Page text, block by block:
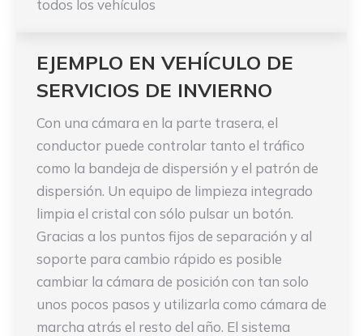
todos los vehículos
EJEMPLO EN VEHÍCULO DE
SERVICIOS DE INVIERNO
Con una cámara en la parte trasera, el
conductor puede controlar tanto el tráfico
como la bandeja de dispersión y el patrón de
dispersión. Un equipo de limpieza integrado
limpia el cristal con sólo pulsar un botón.
Gracias a los puntos fijos de separación y al
soporte para cambio rápido es posible
cambiar la cámara de posición con tan solo
unos pocos pasos y utilizarla como cámara de
marcha atrás el resto del año. El sistema